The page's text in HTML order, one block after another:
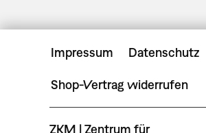
Impressum Datenschutz
Shop-Vertrag widerrufen
ZKM | Zentrum für